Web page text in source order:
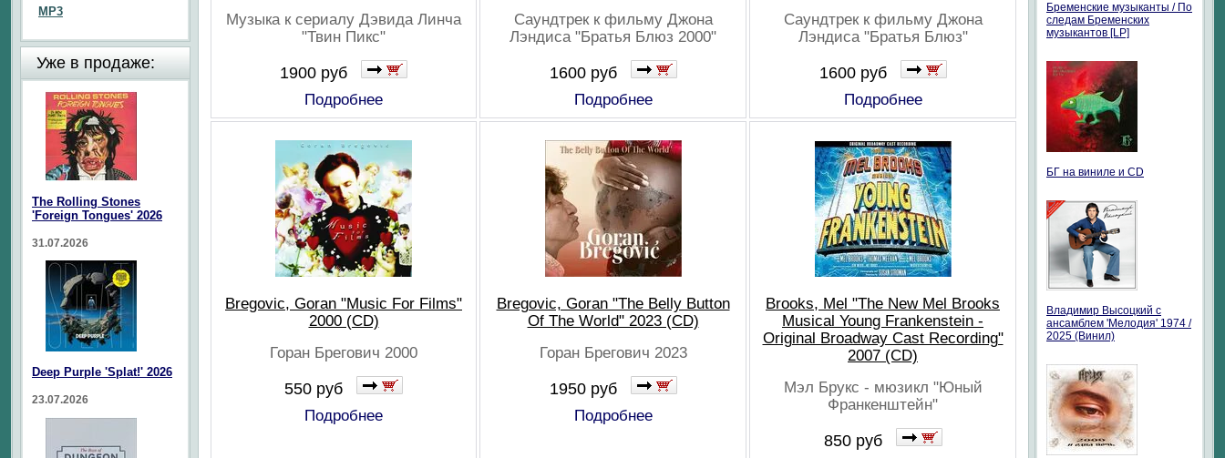
Музыка к сериалу Дэвида Линча
"Твин Пикс"
1900 руб
Подробнее
Саундтрек к фильму Джона
Лэндиса "Братья Блюз 2000"
1600 руб
Подробнее
Саундтрек к фильму Джона
Лэндиса "Братья Блюз"
1600 руб
Подробнее
Bregovic, Goran "Music For Films"
2000 (CD)
Горан Брегович 2000
550 руб
Подробнее
Bregovic, Goran "The Belly Button
Of The World" 2023 (CD)
Горан Брегович 2023
1950 руб
Подробнее
Brooks, Mel "The New Mel Brooks
Musical Young Frankenstein -
Original Broadway Cast Recording"
2007 (CD)
Мэл Брукс - мюзикл "Юный
Франкенштейн"
850 руб
MP3
Уже в продаже:
The Rolling Stones
'Foreign Tongues' 2026
31.07.2026
Deep Purple 'Splat!' 2026
23.07.2026
Бременские музыканты / По
следам Бременских
музыкантов [LP]
БГ на виниле и CD
Владимир Высоцкий с
ансамблем 'Мелодия' 1974 /
2025 (Винил)